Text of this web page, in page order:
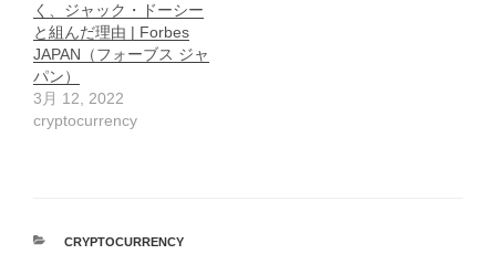
く、ジャック・ドーシー
と組んだ理由 | Forbes
JAPAN（フォーブス ジャ
パン）
3月 12, 2022
cryptocurrency
カ
CRYPTOCURRENCY